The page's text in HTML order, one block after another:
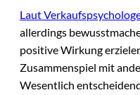
Laut
allerdings
positive Wirkung
Zusammenspiel mit
Wesentlich